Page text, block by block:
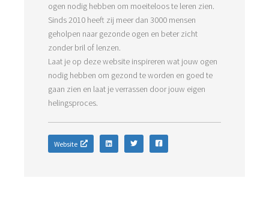
ogen nodig hebben om moeiteloos te leren zien.
Sinds 2010 heeft zij meer dan 3000 mensen
geholpen naar gezonde ogen en beter zicht
zonder bril of lenzen.
Laat je op deze website inspireren wat jouw ogen
nodig hebben om gezond te worden en goed te
gaan zien en laat je verrassen door jouw eigen
Website